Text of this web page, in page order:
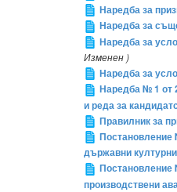
Наредба за
Наредба за
Наредба за
Изменен )
Наредба за
Наредба № 1 от
и реда за
Правилник за
Постановление
държавни
Постановление
производствени